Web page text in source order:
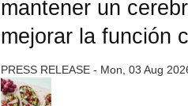
mantener un
mejorar la función
PRESS RELEASE - Mon, 03 Aug